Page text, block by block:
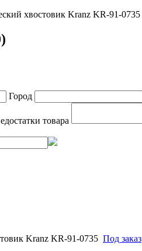
хвостовик Kranz KR-91-0735
Город
товара
Kranz KR-91-0735 Под заказ